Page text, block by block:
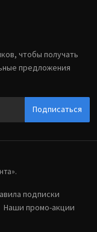
чтобы получать
предложения
Подписаться
подписки
Наши промо-акции